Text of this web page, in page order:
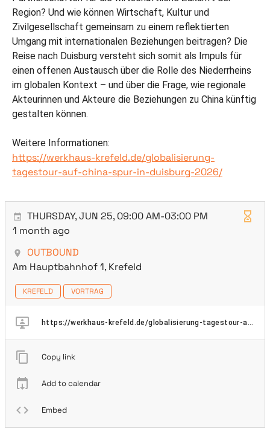
Region? Und wie können Wirtschaft, Kultur und
Zivilgesellschaft gemeinsam zu einem reflektierten
Umgang mit internationalen Beziehungen beitragen? Die
Reise nach Duisburg versteht sich somit als Impuls für
einen offenen Austausch über die Rolle des Niederrheins
im globalen Kontext – und über die Frage, wie regionale
Akteurinnen und Akteure die Beziehungen zu China künftig
gestalten können.
Weitere Informationen:
https://werkhaus-krefeld.de/globalisierung-
tagestour-auf-china-spur-in-duisburg-2026/
THURSDAY, JUN 25, 09:00 AM-03:00 PM
1 month ago
OUTBOUND
Am Hauptbahnhof 1, Krefeld
KREFELD VORTRAG
https://werkhaus-krefeld.de/globalisierung-tagestour-auf-china-spur-in-duisburg-2026/
Copy link
Add to calendar
Embed